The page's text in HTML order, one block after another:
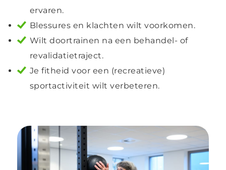
ervaren.
Blessures en klachten wilt voorkomen.
Wilt doortrainen na een behandel- of
revalidatietraject.
Je fitheid voor een (recreatieve)
sportactiviteit wilt verbeteren.